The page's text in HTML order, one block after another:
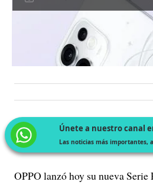
Únete a nuestro canal
Las noticias más importantes,
OPPO lanzó hoy su nueva